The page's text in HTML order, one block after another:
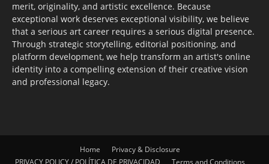
merit, originality, and artistic excellence. Because
exceptional work deserves exceptional visibility, we believe
that a serious art career requires a serious digital presence.
Through strategic storytelling, editorial positioning, and
platform development, we help transform an artist's online
identity into a compelling extension of their creative vision
and professional legacy.
Home
Privacy & Disclosure
PRIVACY POLICY / POLÍTICA DE PRIVACIDAD
Terms and Conditions